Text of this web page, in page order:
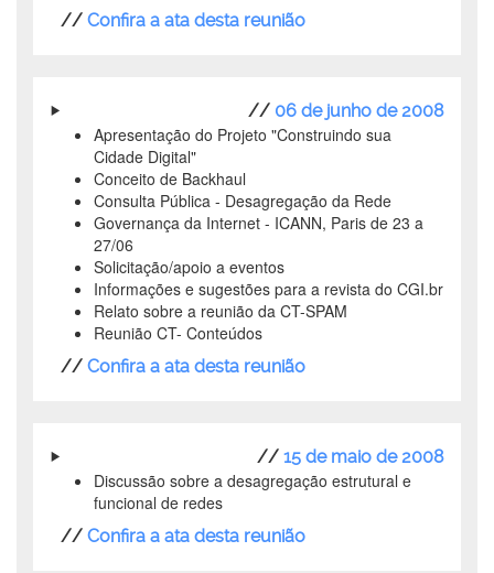
// Confira a ata desta reunião
// 06 de junho de 2008
Apresentação do Projeto "Construindo sua
Cidade Digital"
Conceito de Backhaul
Consulta Pública - Desagregação da Rede
Governança da Internet - ICANN, Paris de 23 a
27/06
Solicitação/apoio a eventos
Informações e sugestões para a revista do CGI.br
Relato sobre a reunião da CT-SPAM
Reunião CT- Conteúdos
// Confira a ata desta reunião
// 15 de maio de 2008
Discussão sobre a desagregação estrutural e
funcional de redes
// Confira a ata desta reunião